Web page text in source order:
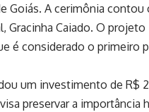
Goiás. A cerimônia contou
Gracinha Caiado. O
é considerado o primeiro
um investimento de R$
preservar a importância